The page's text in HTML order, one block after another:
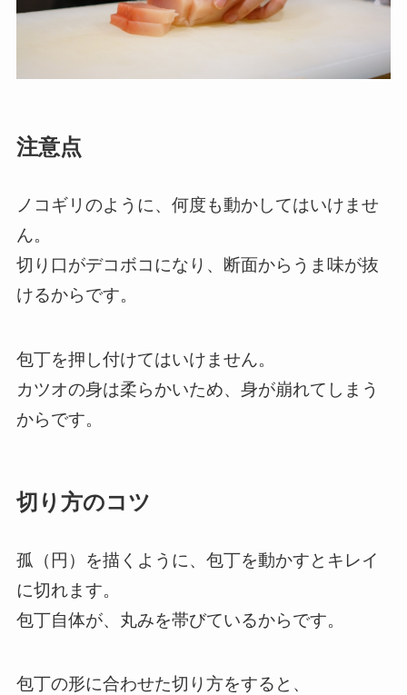
注意点
ノコギリのように、何度も動かしてはいけませ
ん。
切り口がデコボコになり、断面からうま味が抜
けるからです。
包丁を押し付けてはいけません。
カツオの身は柔らかいため、身が崩れてしまう
からです。
切り方のコツ
孤（円）を描くように、包丁を動かすとキレイ
に切れます。
包丁自体が、丸みを帯びているからです。
包丁の形に合わせた切り方をすると、